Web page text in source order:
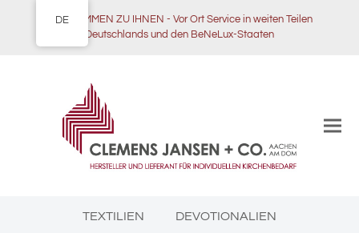
WIR KOMMEN ZU IHNEN - Vor Ort Service in weiten Teilen
Deutschlands und den BeNeLux-Staaten
TEXTILIEN DEVOTIONALIEN
DE